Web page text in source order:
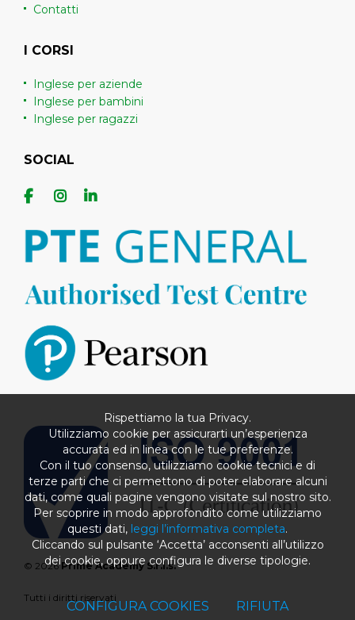
Contatti
I CORSI
Inglese per aziende
Inglese per bambini
Inglese per ragazzi
SOCIAL
© 2026Prime Academy S.r.l.s.
Tutti i diritti riservati
Rispettiamo la tua Privacy.
Utilizziamo cookie per assicurarti un’esperienza
accurata ed in linea con le tue preferenze.
Con il tuo consenso, utilizziamo cookie tecnici e di
terze parti che ci permettono di poter elaborare alcuni
dati, come quali pagine vengono visitate sul nostro sito.
Per scoprire in modo approfondito come utilizziamo
questi dati, leggi l’informativa completa.
Cliccando sul pulsante ‘Accetta’ acconsenti all’utilizzo
dei cookie, oppure configura le diverse tipologie.
CONFIGURA COOKIES RIFIUTA